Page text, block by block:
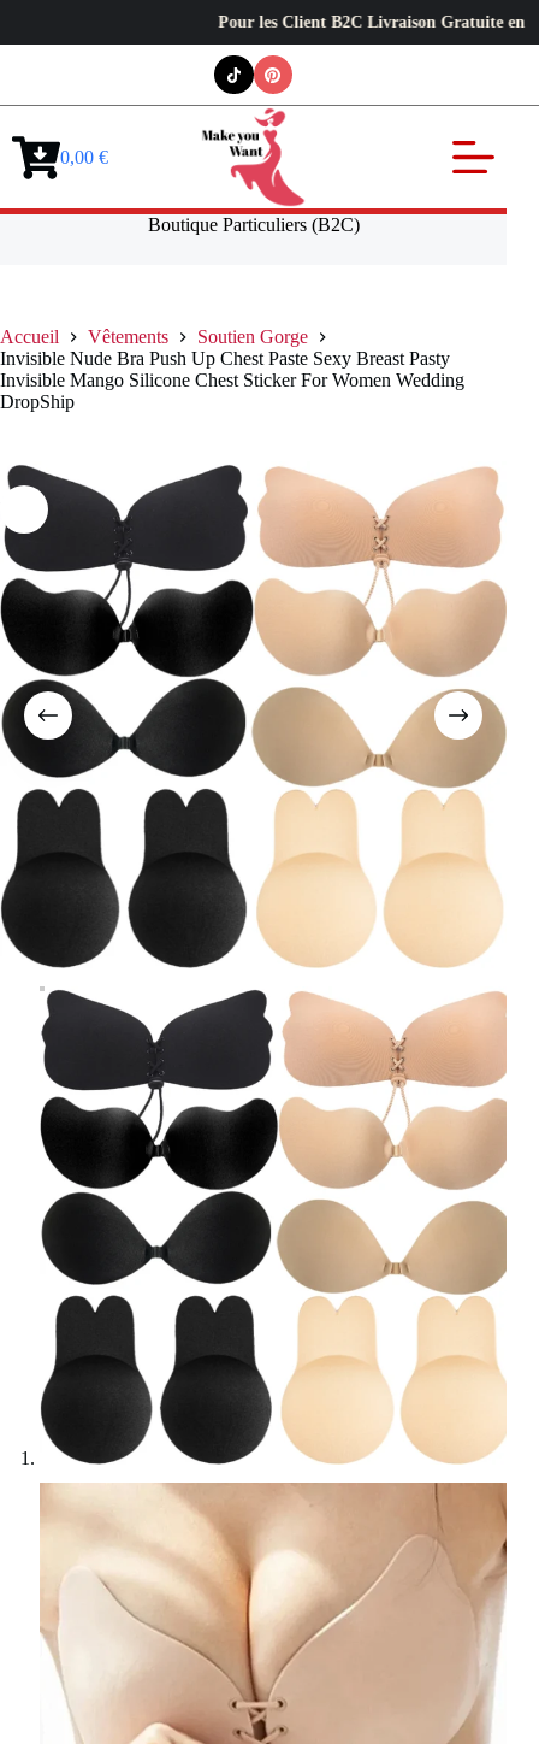
Pour les Client B2C Livraison Gratuite en
Panier0,00 €
Boutique Particuliers (B2C)
Accueil Vêtements
Soutien Gorge
Invisible Nude Bra Push Up Chest Paste Sexy Breast Pasty
Invisible Mango Silicone Chest Sticker For Women Wedding
DropShip